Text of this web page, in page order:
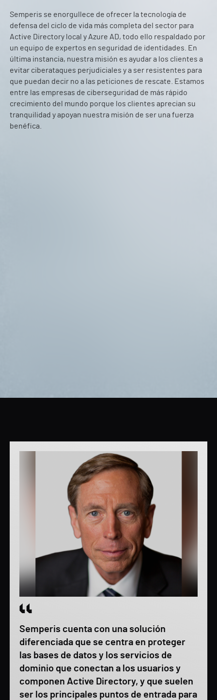
Semperis se enorgullece de ofrecer la tecnología de
defensa del ciclo de vida más completa del sector para
Active Directory local y Azure AD, todo ello respaldado por
un equipo de expertos en seguridad de identidades. En
última instancia, nuestra misión es ayudar a los clientes a
evitar ciberataques perjudiciales y a ser resistentes para
que puedan decir no a las peticiones de rescate. Estamos
entre las empresas de ciberseguridad de más rápido
crecimiento del mundo porque los clientes aprecian su
tranquilidad y apoyan nuestra misión de ser una fuerza
benéfica.
Semperis cuenta con una solución
diferenciada que se centra en proteger
las bases de datos y los servicios de
dominio que conectan a los usuarios y
componen Active Directory, y que suelen
ser los principales puntos de entrada para